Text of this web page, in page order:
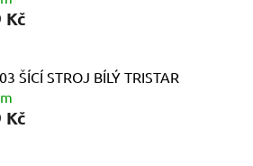
Kč
ŠÍCÍ STROJ BÍLÝ TRISTAR
Kč